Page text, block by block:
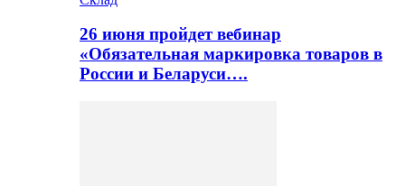
26 июня пройдет вебинар
«Обязательная маркировка товаров в
России и Беларуси….